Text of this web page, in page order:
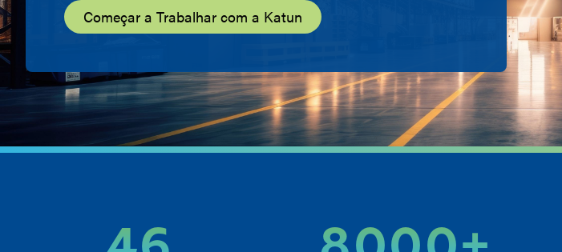
Começar a Trabalhar com a Katun